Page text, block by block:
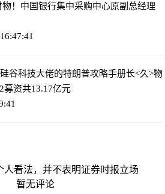
！中国银行集中采购中心原副总经理
谷科技大佬的特朗普攻略手册长<久>物
募资共13.17亿元
人看法，并不表明证券时报立场
暂无评论